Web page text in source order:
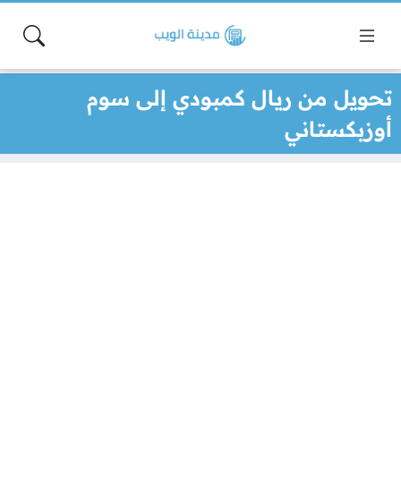
تحويل من ريال كمبودي إلى سوم
أوزبكستاني